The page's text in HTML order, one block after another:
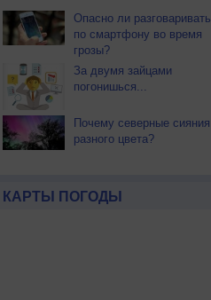
Опасно ли разговаривать
по смартфону во время
грозы?
За двумя зайцами
погонишься...
Почему северные сияния
разного цвета?
КАРТЫ ПОГОДЫ